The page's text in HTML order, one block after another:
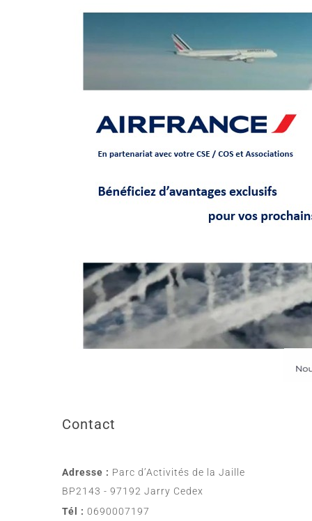
Contact
Adresse : Parc d’Activités de la Jaille
BP2143 - 97192 Jarry Cedex
Tél : 0690007197